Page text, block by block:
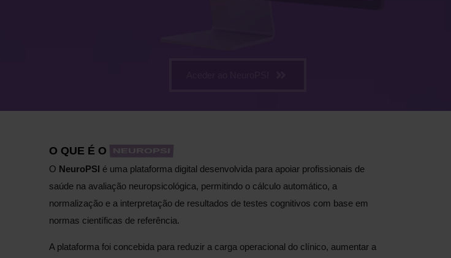
O QUE É O NEUROPSI
O NeuroPSI é uma plataforma digital desenvolvida para apoiar profissionais de
saúde na avaliação neuropsicológica, permitindo o cálculo automático, a
normalização e a interpretação de resultados de testes cognitivos com base em
normas científicas de referência.
A plataforma foi concebida para reduzir a carga operacional do clínico, aumentar a